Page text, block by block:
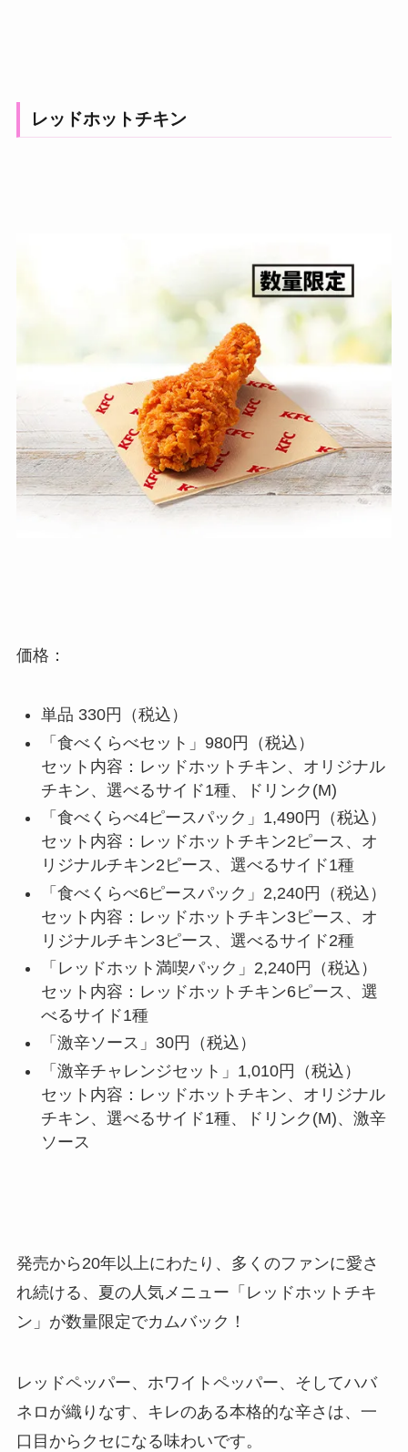
レッドホットチキン
価格：
単品 330円（税込）
「食べくらべセット」980円（税込）
セット内容：レッドホットチキン、オリジナル
チキン、選べるサイド1種、ドリンク(M)
「食べくらべ4ピースパック」1,490円（税込）
セット内容：レッドホットチキン2ピース、オ
リジナルチキン2ピース、選べるサイド1種
「食べくらべ6ピースパック」2,240円（税込）
セット内容：レッドホットチキン3ピース、オ
リジナルチキン3ピース、選べるサイド2種
「レッドホット満喫パック」2,240円（税込）
セット内容：レッドホットチキン6ピース、選
べるサイド1種
「激辛ソース」30円（税込）
「激辛チャレンジセット」1,010円（税込）
セット内容：レッドホットチキン、オリジナル
チキン、選べるサイド1種、ドリンク(M)、激辛
ソース
発売から20年以上にわたり、多くのファンに愛さ
れ続ける、夏の人気メニュー「レッドホットチキ
ン」が数量限定でカムバック！
レッドペッパー、ホワイトペッパー、そしてハバ
ネロが織りなす、キレのある本格的な辛さは、一
口目からクセになる味わいです。